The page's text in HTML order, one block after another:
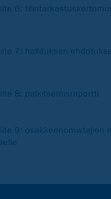
6:
7: hallituksen
8: palkitsemisraportti
9: osakkeenomistajien